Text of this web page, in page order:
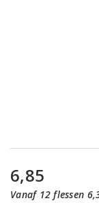
6,85
Vanaf 12 flessen